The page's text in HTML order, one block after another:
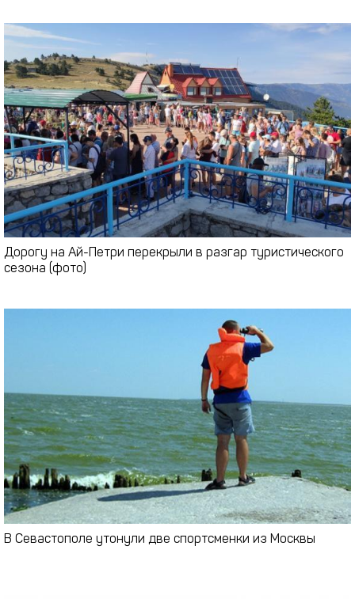
Дорогу на Ай-Петри перекрыли в разгар туристического
сезона (фото)
В Севастополе утонули две спортсменки из Москвы